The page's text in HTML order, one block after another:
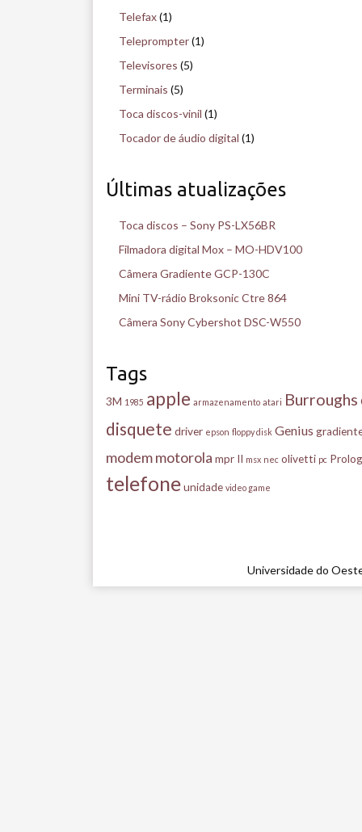
Telefax(1)
Teleprompter(1)
Televisores (5)
Terminais (5)
Toca discos-vinil (1)
Tocador de áudio digital (1)
Últimas atualizações
Toca discos – Sony PS-LX56BR
Filmadora digital Mox – MO-HDV100
Câmera Gradiente GCP-130C
Mini TV-rádio Broksonic Ctre 864
Câmera Sony Cybershot DSC-W550
Tags
3M 1985 apple armazenamento atari Burroughs
disquete driver epson floppy disk Genius
modemmotorola mpr II msx nec olivetti pc
telefoneunidade video game
Universidade do